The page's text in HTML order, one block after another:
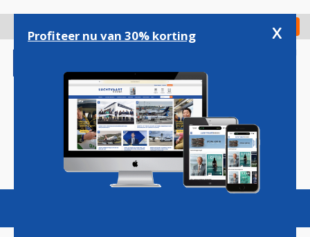
gaan
Check in
Magazine Podcasts Vacatures
Profiteer nu van 30% korting x